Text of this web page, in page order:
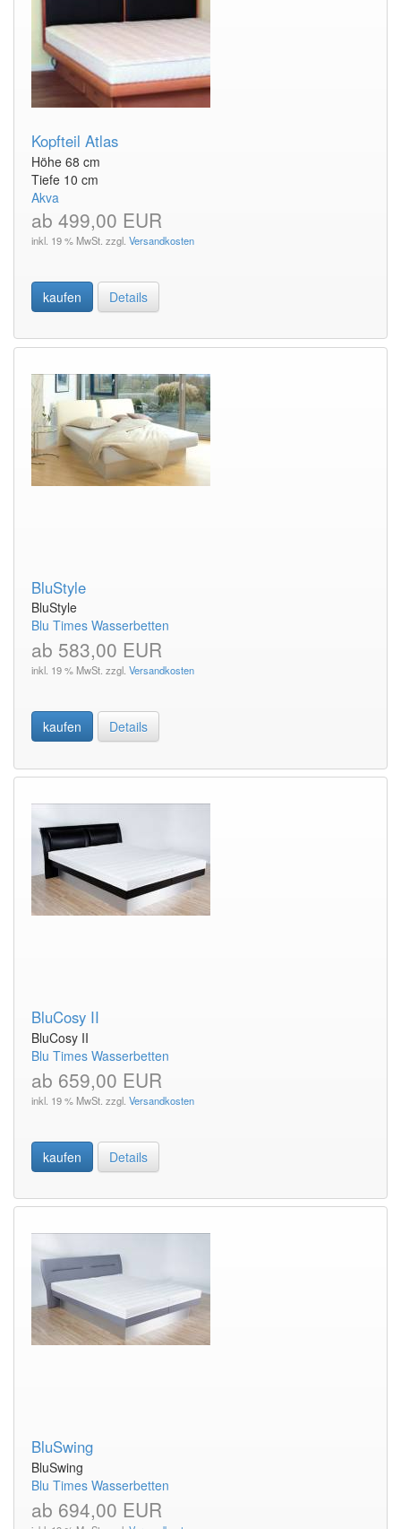
Kopfteil Atlas
Höhe 68 cm
Tiefe 10 cm
Akva
ab 499,00 EUR
inkl. 19 % MwSt. zzgl. Versandkosten
kaufen Details
BluStyle
BluStyle
Blu Times Wasserbetten
ab 583,00 EUR
inkl. 19 % MwSt. zzgl. Versandkosten
kaufen Details
BluCosy II
BluCosy II
Blu Times Wasserbetten
ab 659,00 EUR
inkl. 19 % MwSt. zzgl. Versandkosten
kaufen Details
BluSwing
BluSwing
Blu Times Wasserbetten
ab 694,00 EUR